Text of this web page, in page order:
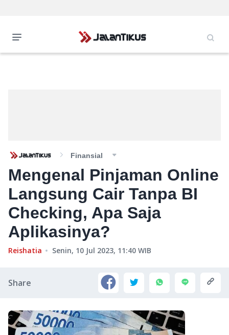
Finansial
Mengenal Pinjaman Online
Langsung Cair Tanpa BI
Checking, Apa Saja
Aplikasinya?
Reishatia Senin, 10 Jul 2023, 11:40 WIB
Share